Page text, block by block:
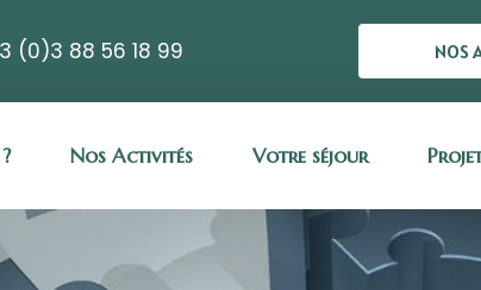
(0)3 88 56 18 99 NOS
Nos Activités Votre séjour